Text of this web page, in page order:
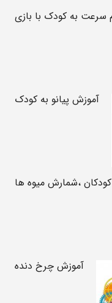
سرعت به کودک با بازی
آموزش پیانو به کودک
،شمارش میوه ها
آموزش چرخ دنده